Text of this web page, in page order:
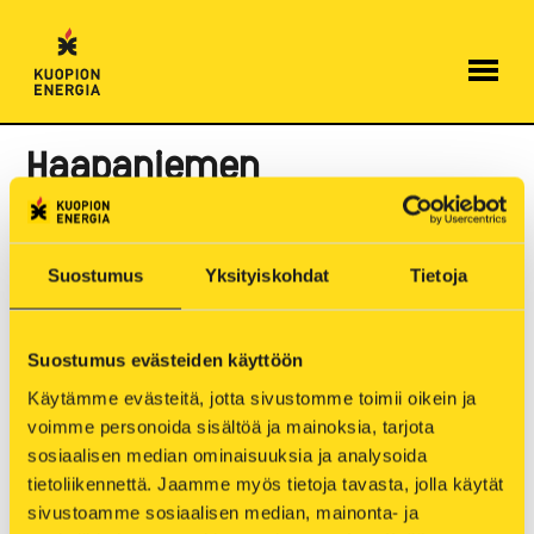
Suostumus Yksityiskohdat Tietoja
Suostumus evästeiden käyttöön
Käytämme evästeitä, jotta sivustomme toimii oikein ja
voimme personoida sisältöä ja mainoksia, tarjota
sosiaalisen median ominaisuuksia ja analysoida
tietoliikennettä. Jaamme myös tietoja tavasta, jolla käytät
sivustoamme sosiaalisen median, mainonta- ja
sisältöön
Haapaniemen
voimalaitoksen
ulospuhallutuksista
aiheutuu melua
Päivitetty: 16.9. klo 8.42 (aikaa jatkettu 20.9.
saakka)
Julkaistu: 5.9. klo 10.23